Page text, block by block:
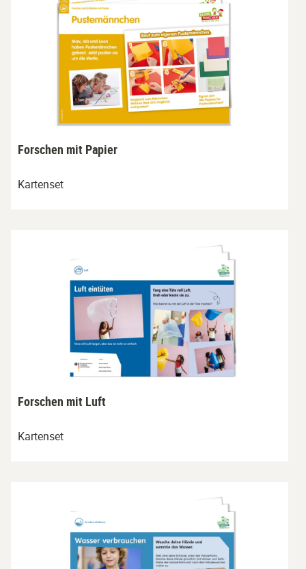
Forschen mit Papier
Kartenset
Forschen mit Luft
Kartenset